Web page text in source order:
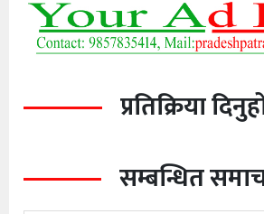
प्रतिक्रिया
सम्बन्धित